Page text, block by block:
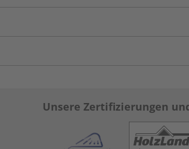
Unsere Zertifizierungen